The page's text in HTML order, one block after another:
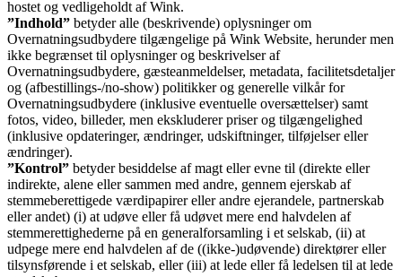
hostet og vedligeholdt af Wink.
”Indhold” betyder alle (beskrivende) oplysninger om
Overnatningsudbydere tilgængelige på Wink Website, herunder men
ikke begrænset til oplysninger og beskrivelser af
Overnatningsudbydere, gæsteanmeldelser, metadata, facilitetsdetaljer
og (afbestillings-/no-show) politikker og generelle vilkår for
Overnatningsudbydere (inklusive eventuelle oversættelser) samt
fotos, video, billeder, men ekskluderer priser og tilgængelighed
(inklusive opdateringer, ændringer, udskiftninger, tilføjelser eller
ændringer).
”Kontrol” betyder besiddelse af magt eller evne til (direkte eller
indirekte, alene eller sammen med andre, gennem ejerskab af
stemmeberettigede værdipapirer eller andre ejerandele, partnerskab
eller andet) (i) at udøve eller få udøvet mere end halvdelen af
stemmerettighederne på en generalforsamling i et selskab, (ii) at
udpege mere end halvdelen af de ((ikke-)udøvende) direktører eller
tilsynsførende i et selskab, eller (iii) at lede eller få ledelsen til at lede